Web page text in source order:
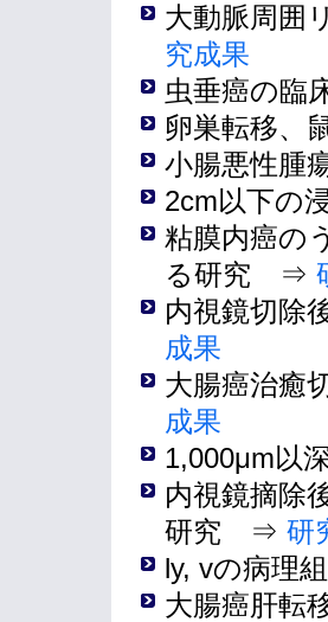
大動脈周囲
究成果
虫垂癌の
卵巣転移
小腸悪性
2cm以下の
粘膜内癌の
る研究 ⇒
内視鏡切除
成果
大腸癌治
成果
1,000μm以
内視鏡摘除
研究 ⇒ 研
ly, vの病理
大腸癌肝